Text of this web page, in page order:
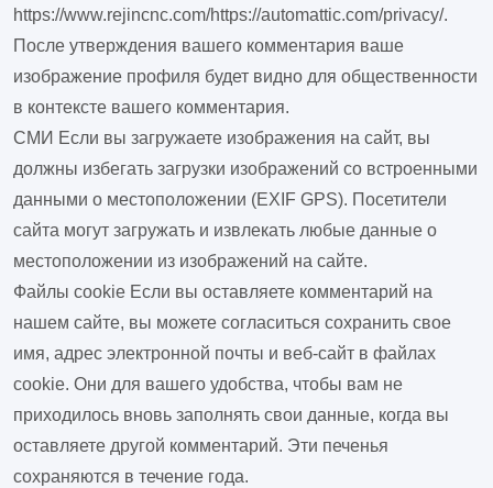
https://www.rejincnc.com/https://automattic.com/privacy/.
После утверждения вашего комментария ваше
изображение профиля будет видно для общественности
в контексте вашего комментария.
СМИ Если вы загружаете изображения на сайт, вы
должны избегать загрузки изображений со встроенными
данными о местоположении (EXIF GPS). Посетители
сайта могут загружать и извлекать любые данные о
местоположении из изображений на сайте.
Файлы cookie Если вы оставляете комментарий на
нашем сайте, вы можете согласиться сохранить свое
имя, адрес электронной почты и веб-сайт в файлах
cookie. Они для вашего удобства, чтобы вам не
приходилось вновь заполнять свои данные, когда вы
оставляете другой комментарий. Эти печенья
сохраняются в течение года.